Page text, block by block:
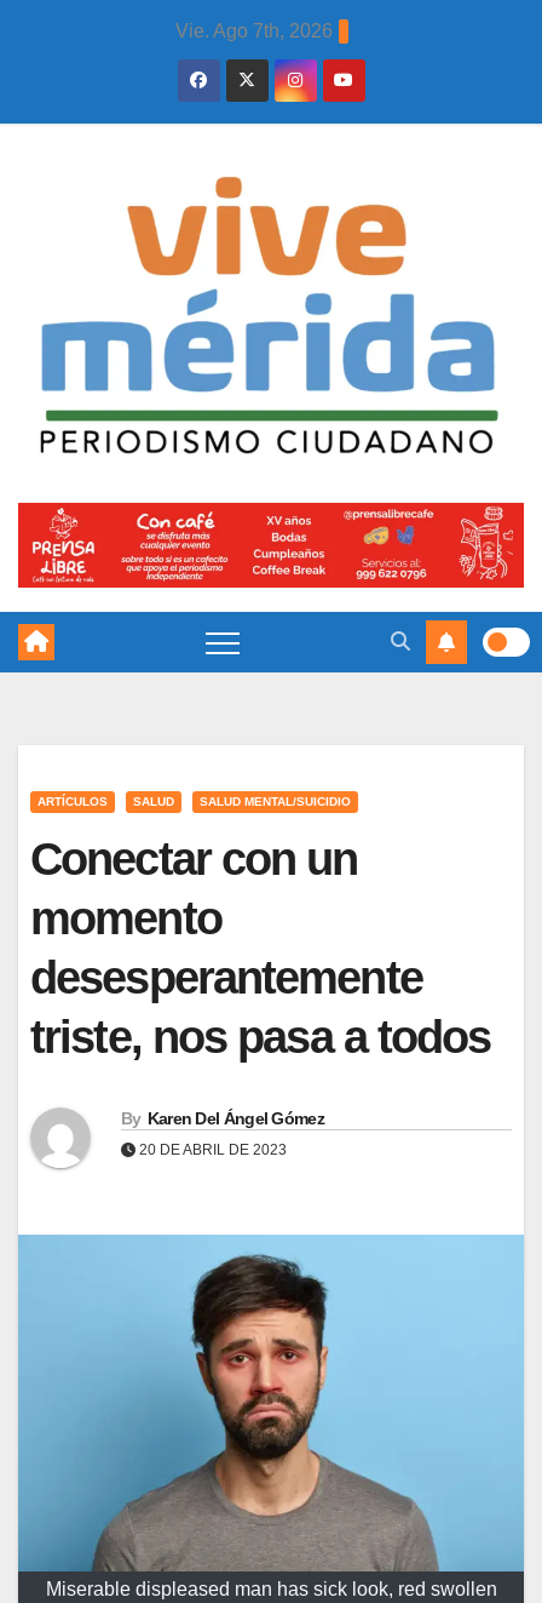
Vie. Ago 7th, 2026
ARTÍCULOS SALUD SALUD MENTAL/SUICIDIO
Conectar con un
momento
desesperantemente
triste, nos pasa a todos
By Karen Del Ángel Gómez
20 DE ABRIL DE 2023
Miserable displeased man has sick look, red swollen